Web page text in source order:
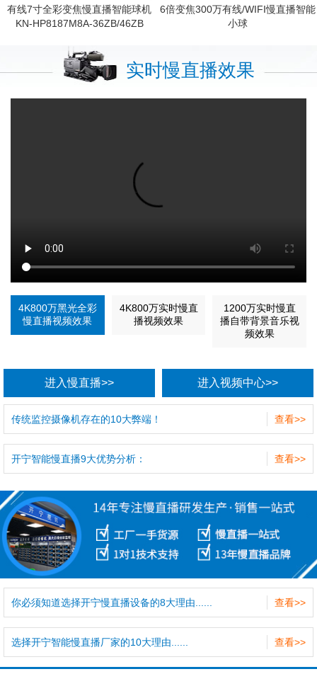
有线7寸全彩变焦慢直播智能球机
KN-HP8187M8A-36ZB/46ZB
6倍变焦300万有线/WIFI慢直播智能
小球
实时慢直播效果
4K800万黑光全彩
慢直播视频效果
4K800万实时慢直
播视频效果
1200万实时慢直
播自带背景音乐视
频效果
进入慢直播>> 进入视频中心>>
查看>>
传统监控摄像机存在的10大弊端！
查看>>
开宁智能慢直播9大优势分析：
查看>>
你必须知道选择开宁慢直播设备的8大理由......
查看>>
选择开宁智能慢直播厂家的10大理由......